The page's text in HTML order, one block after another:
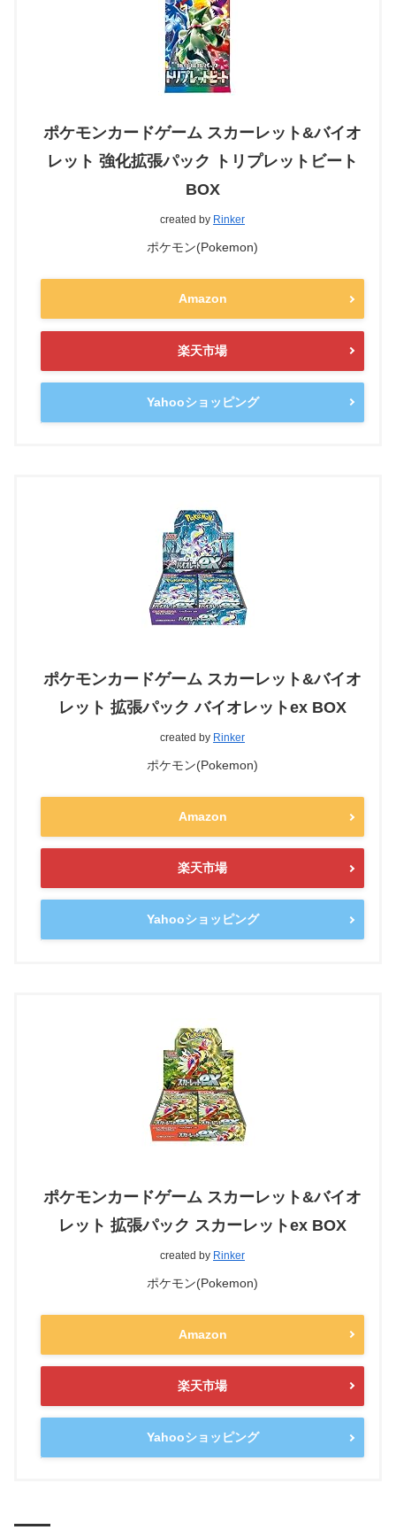
ポケモンカードゲーム スカーレット&バイオ
レット 強化拡張パック トリプレットビート
BOX
created by Rinker
ポケモン(Pokemon)
Amazon
楽天市場
Yahooショッピング
ポケモンカードゲーム スカーレット&バイオ
レット 拡張パック バイオレットex BOX
created by Rinker
ポケモン(Pokemon)
Amazon
楽天市場
Yahooショッピング
ポケモンカードゲーム スカーレット&バイオ
レット 拡張パック スカーレットex BOX
created by Rinker
ポケモン(Pokemon)
Amazon
楽天市場
Yahooショッピング